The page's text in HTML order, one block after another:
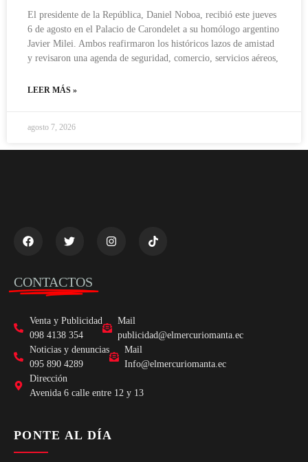
El presidente de la República, Daniel Noboa, recibió este jueves
6 de agosto en el Palacio de Carondelet a su homólogo argentino
Javier Milei. Ambos reafirmaron los históricos lazos de amistad
y revisaron una agenda de seguridad, comercio, servicios aéreos,
LEER MÁS »
agosto 7, 2026
CONTACTOS
Venta y Publicidad
098 4138 354
Mail
publicidad@elmercuriomanta.ec
Noticias y denuncias
095 890 4289
Mail
Info@elmercuriomanta.ec
Dirección
Avenida 6 calle entre 12 y 13
PONTE AL DÍA